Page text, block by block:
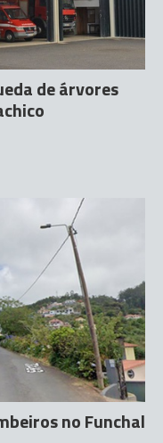
de árvores
no Funchal